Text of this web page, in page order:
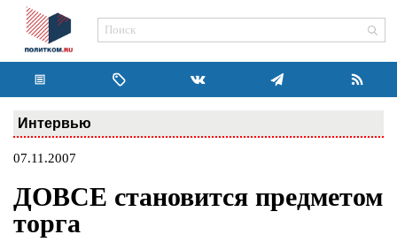
Интервью
07.11.2007
ДОВСЕ становится предметом
торга